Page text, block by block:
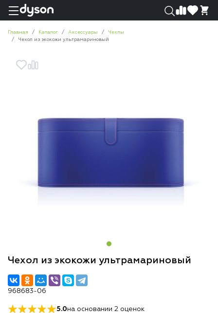
Главная Каталог Аксессуары
Чехлы
Чехол из экокожи ультрамариновый
Чехол из экокожи ультрамариновый
968683-06
5.0на основании 2 оценок